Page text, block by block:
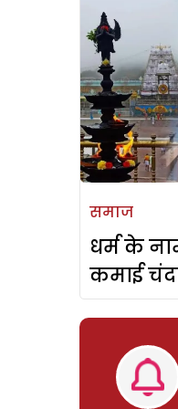
समाज
धर्म के
कमाई